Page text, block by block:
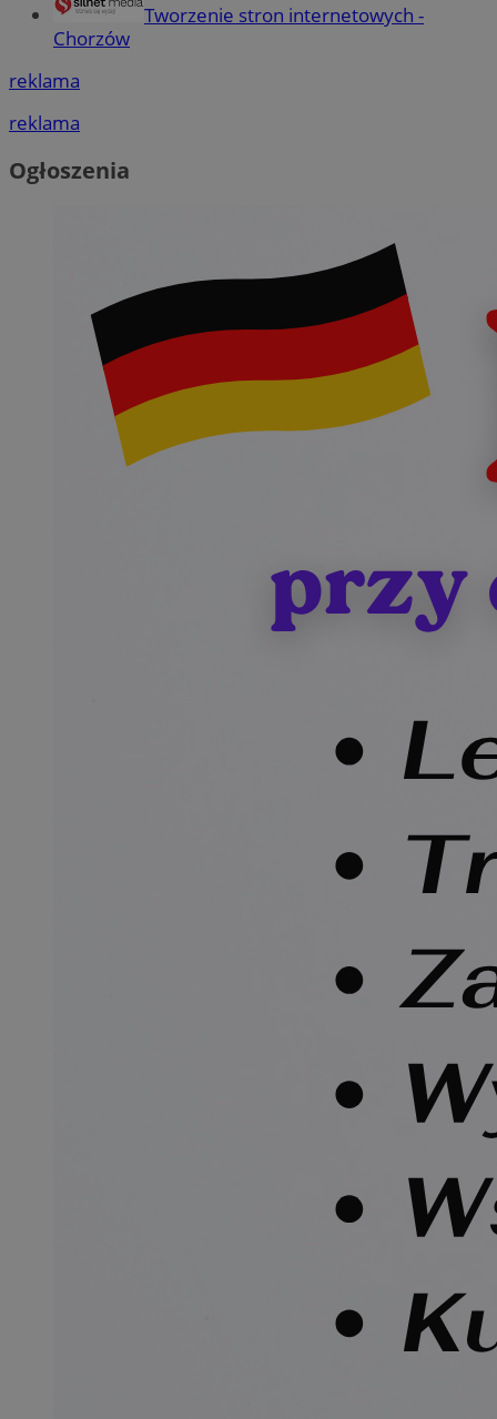
Tworzenie stron internetowych -
Chorzów
reklama
reklama
Ogłoszenia